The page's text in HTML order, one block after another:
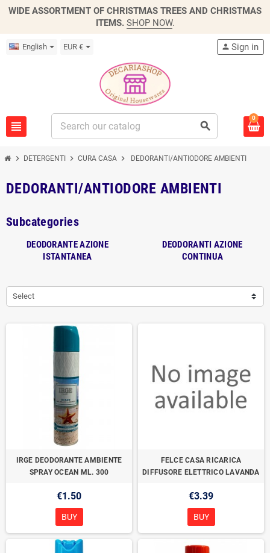
WIDE ASSORTMENT OF CHRISTMAS TREES AND CHRISTMAS
ITEMS. SHOP NOW.
English EUR €
view_headline search
person Sign in
0
chevron_right DETERGENTI chevron_right CURA CASA chevron_right DEDORANTI/ANTIODORE AMBIENTI
DEDORANTI/ANTIODORE AMBIENTI
Subcategories
DEODORANTE AZIONE
ISTANTANEA
DEODORANTI AZIONE
CONTINUA
Select
IRGE DEODORANTE AMBIENTE
SPRAY OCEAN ML. 300
€1.50
BUY
FELCE CASA RICARICA
DIFFUSORE ELETTRICO LAVANDA
€3.39
BUY